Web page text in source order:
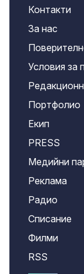
Контакти
За нас
Условия за
Портфолио
Екип
PRESS
Медийни
Реклама
Радио
Списание
Филми
RSS